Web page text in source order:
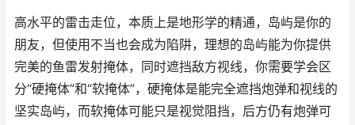
高水平的雷击走位，本质上是地形学的精通，岛屿是你的
朋友，但使用不当也会成为陷阱，理想的岛屿能为你提供
完美的鱼雷发射掩体，同时遮挡敌方视线，你需要学会区
分“硬掩体”和“软掩体”，硬掩体是能完全遮挡炮弹和视线的
坚实岛屿，而软掩体可能只是视觉阻挡，后方仍有炮弹可